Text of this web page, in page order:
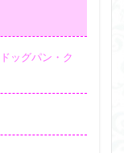
ッグパン・ク